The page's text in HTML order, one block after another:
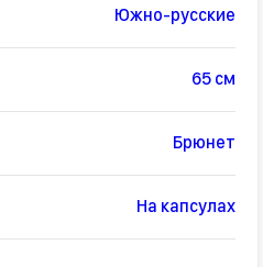
Южно-русские
65 см
Брюнет
На капсулах